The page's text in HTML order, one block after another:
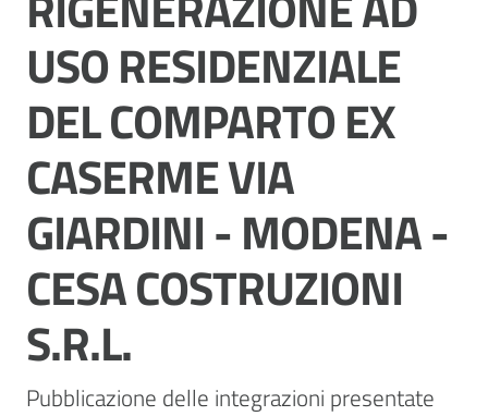
su
USO RESIDENZIALE
DEL COMPARTO EX
CASERME VIA
GIARDINI - MODENA -
CESA COSTRUZIONI
S.R.L.
Pubblicazione delle integrazioni presentate